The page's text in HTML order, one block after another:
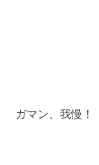
ガマン、我慢！